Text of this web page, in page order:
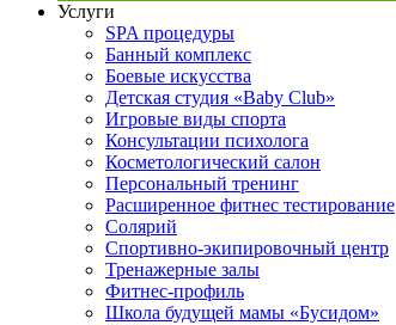
Услуги
SPA процедуры
Банный комплекс
Боевые искусства
Детская студия «Baby Club»
Игровые виды спорта
Консультации психолога
Косметологический салон
Персональный тренинг
Расширенное фитнес тестирование
Солярий
Спортивно-экипировочный центр
Тренажерные залы
Фитнес-профиль
Школа будущей мамы «Бусидом»